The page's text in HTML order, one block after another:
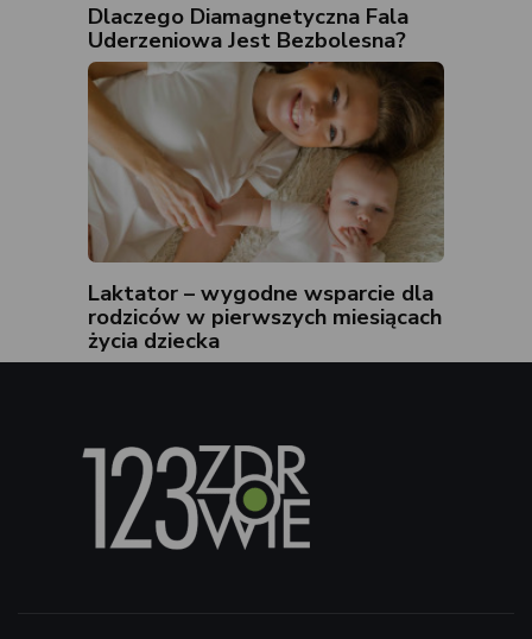
Dlaczego Diamagnetyczna Fala
Uderzeniowa Jest Bezbolesna?
Laktator – wygodne wsparcie dla
rodziców w pierwszych miesiącach
życia dziecka